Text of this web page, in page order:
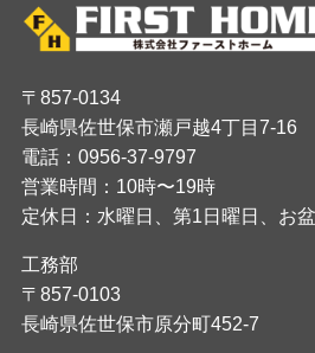
〒857-0134
長崎県佐世保市瀬戸越4丁目7-16
電話：0956-37-9797
営業時間：10時〜19時
定休日：水曜日、第1日曜日、お
工務部
〒857-0103
長崎県佐世保市原分町452-7